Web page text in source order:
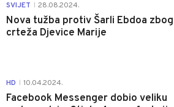
SVIJET 28.08.2024.
Nova tužba protiv Šarli Ebdoa zbog
crteža Djevice Marije
HD 10.04.2024.
Facebook Messenger dobio veliku